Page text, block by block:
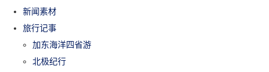
新闻素材
旅行记事
加东海洋四省游
北极纪行